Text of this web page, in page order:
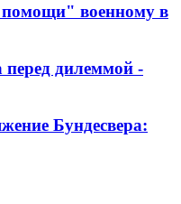
военному в
дилеммой -
Бундесвера: